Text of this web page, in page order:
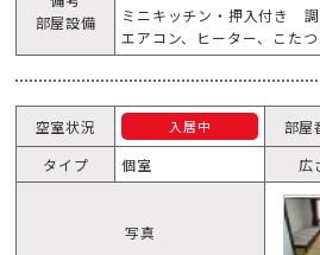
部屋設備
ミニキッチン・押入付き 調
エアコン、ヒーター、こた
空室状況 入居中 部屋
タイプ
個室 広
写真